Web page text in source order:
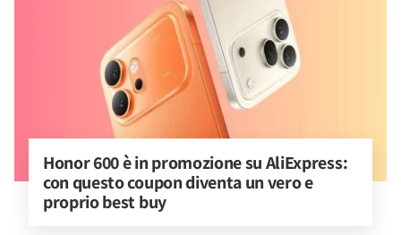
Honor 600 è in promozione su AliExpress:
con questo coupon diventa un vero e
proprio best buy